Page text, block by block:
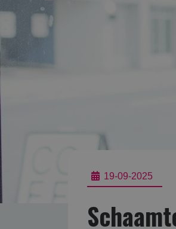
19-09-2025